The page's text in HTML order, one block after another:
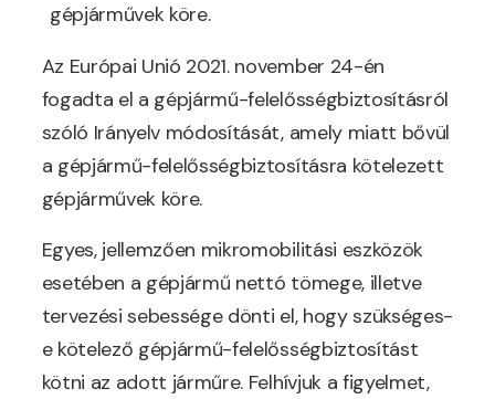
gépjárművek köre.
Az Európai Unió 2021. november 24-én
fogadta el a gépjármű-felelősségbiztosításról
szóló Irányelv módosítását, amely miatt bővül
a gépjármű-felelősségbiztosításra kötelezett
gépjárművek köre.
Egyes, jellemzően mikromobilitási eszközök
esetében a gépjármű nettó tömege, illetve
tervezési sebessége dönti el, hogy szükséges-
e kötelező gépjármű-felelősségbiztosítást
kötni az adott járműre. Felhívjuk a figyelmet,